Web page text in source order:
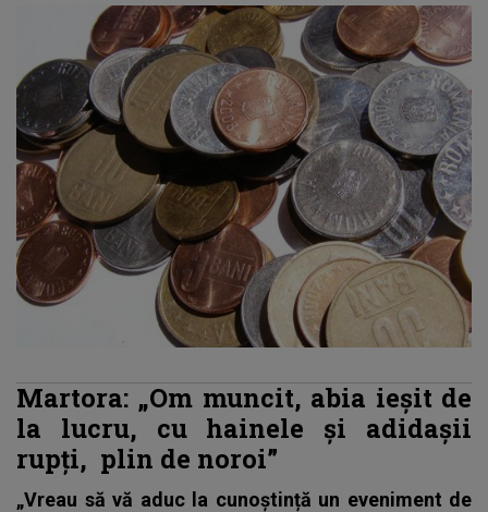
Martora: „Om muncit, abia ieșit de
la lucru, cu hainele și adidașii
rupți, plin de noroi”
„Vreau să vă aduc la cunoștință un eveniment de